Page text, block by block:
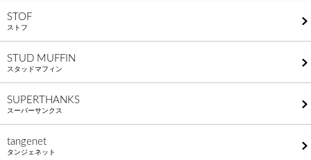
STOF
ストフ
STUD MUFFIN
スタッドマフィン
SUPERTHANKS
スーパーサンクス
tangenet
タンジェネット